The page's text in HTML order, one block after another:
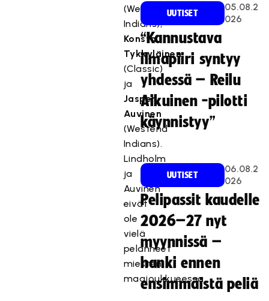
(Westend
Indians),
Konsta
Tykkyläinen
(Classic)
ja
Jasper
Auvinen
(Westend
Indians).
Lindholm
ja
Auvinen
eivät
ole
vielä
pelanneet
miesten
maajoukkueessa.
UUTISET
05.08.2
026
“Kannustava
ilmapiiri syntyy
yhdessä – Reilu
Aikuinen -pilotti
käynnistyy”
UUTISET
06.08.2
026
Pelipassit kaudelle
2026–27 nyt
myynnissä –
hanki ennen
ensimmäistä peliä